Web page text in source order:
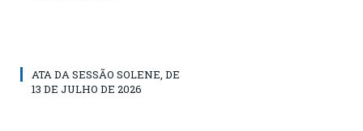
ATA DA SESSÃO SOLENE, DE
13 DE JULHO DE 2026